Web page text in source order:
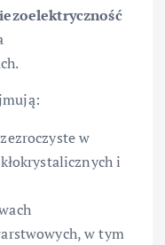
w
i
w tym